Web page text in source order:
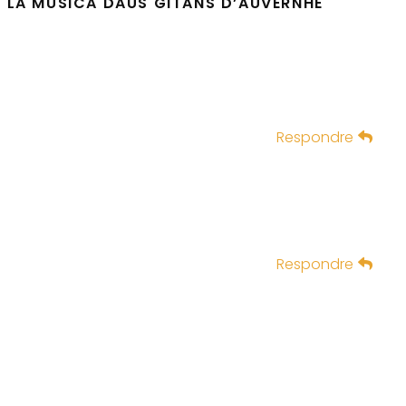
Respondre
Respondre